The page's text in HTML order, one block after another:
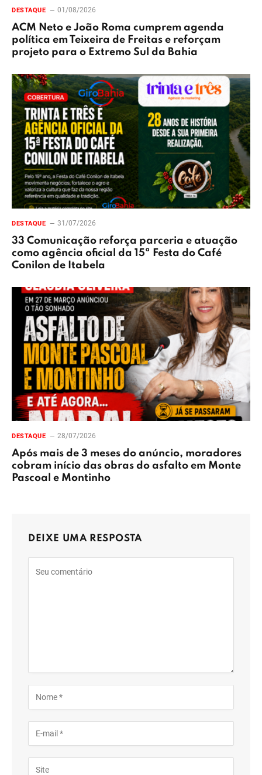
DESTAQUE 01/08/2026
ACM Neto e João Roma cumprem agenda
política em Teixeira de Freitas e reforçam
projeto para o Extremo Sul da Bahia
DESTAQUE 31/07/2026
33 Comunicação reforça parceria e atuação
como agência oficial da 15ª Festa do Café
Conilon de Itabela
DESTAQUE 28/07/2026
Após mais de 3 meses do anúncio, moradores
cobram início das obras do asfalto em Monte
Pascoal e Montinho
DEIXE UMA RESPOSTA